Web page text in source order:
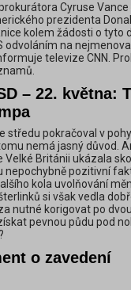
Cyruse Vance
prezidenta
kolem žádosti o tyto
odvoláním na
televize CNN.
– 22. května:
středu pokračoval v
nemá jasný důvod.
Británii ukázala
nepochybně pozitivní
kola uvolňování
si však vedla
nutné korigovat po
pevnou půdu pod
o zavedení